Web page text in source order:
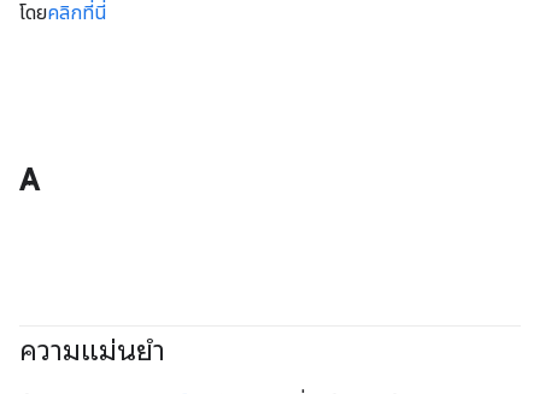
โดยคลิกที่นี่
A
ความแม่นยำ